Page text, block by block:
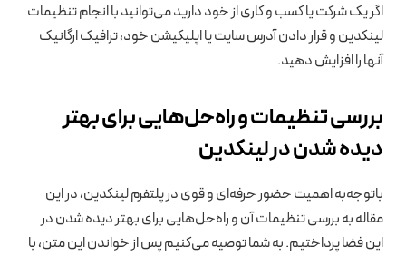
اگر یک شرکت یا کسب و کاری از خود دارید می‌توانید با انجام تنظیمات
لینکدین و قرار دادن آدرس سایت یا اپلیکیشن خود، ترافیک ارگانیک
آنها را افزایش دهید.
بررسی تنظیمات و راه‌حل‌هایی برای بهتر
دیده شدن در لینکدین
باتوجه‌به اهمیت حضور حرفه‌ای و قوی در پلتفرم لینکدین، در این
مقاله به بررسی تنظیمات آن و راه‌حل‌هایی برای بهتر دیده شدن در
این فضا پرداختیم. به شما توصیه می‌کنیم پس از خواندن این متن، با